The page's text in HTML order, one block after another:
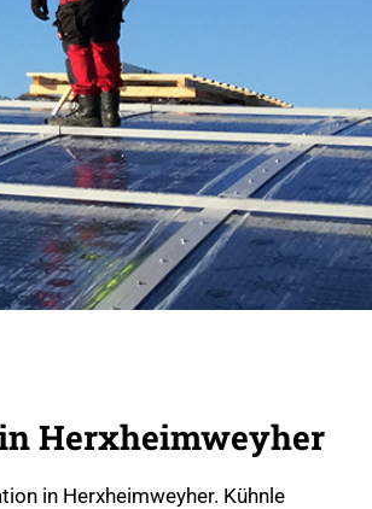
Herxheimweyher
in Herxheimweyher. Kühnle